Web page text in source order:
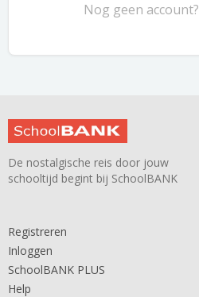
Nog geen account?
De nostalgische reis door jouw
schooltijd begint bij SchoolBANK
Registreren
Inloggen
SchoolBANK PLUS
Help